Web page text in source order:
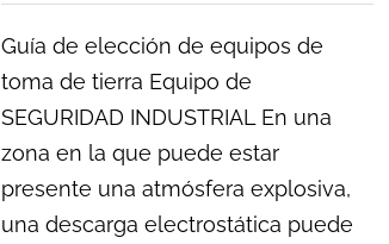
Guía de elección de equipos de
toma de tierra Equipo de
SEGURIDAD INDUSTRIAL En una
zona en la que puede estar
presente una atmósfera explosiva,
una descarga electrostática puede